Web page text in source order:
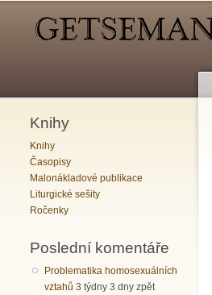
Knihy
Knihy
Časopisy
Malonákladové publikace
Liturgické sešity
Ročenky
Poslední komentáře
Problematika homosexuálních
vztahů 3 týdny 3 dny zpět